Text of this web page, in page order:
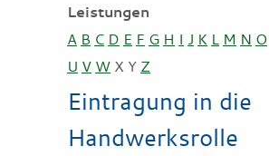
Leistungen
A B C D E F G H I J K L M N O
U V W X Y Z
Eintragung in die
Handwerksrolle